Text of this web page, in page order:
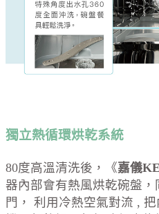
獨立熱循環烘乾系統
80度高溫清洗後，《嘉儀
器內部會有熱風烘乾碗盤
門， 利用冷熱空氣對流 ,